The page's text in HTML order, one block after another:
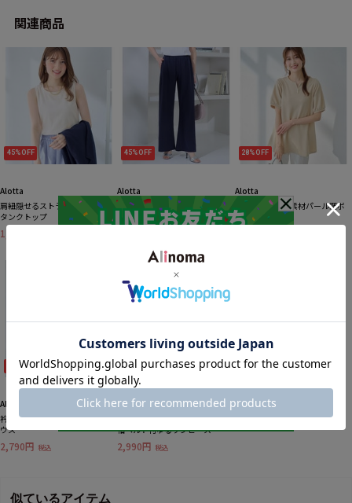
関連商品
45%OFF
Alotta
肩紐隠せるストラップ付きリブ
タンクトップ
1,190円
45%OFF
Alotta
＜６つの機能付＞錯覚美脚！ス
トレッチワイドパンツ
28%OFF
Alotta
柔らかエンボス素材パール調ボ
タンチュニック
33%OFF
Alotta
衿デザイン大人上品とろみブラ
ウス
2,790円 税込
36%OFF
Alotta
【4つの機能付】ひんやりフレア
袖ベルト付ゆるワンピース
2,990円 税込